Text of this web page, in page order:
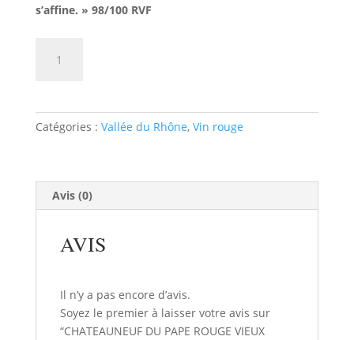
s’affine. » 98/100 RVF
ROUGE
Catégories : Vallée du Rhône, Vin rouge
Avis (0)
AVIS
Il n’y a pas encore d’avis.
Soyez le premier à laisser votre avis sur
“CHATEAUNEUF DU PAPE ROUGE VIEUX